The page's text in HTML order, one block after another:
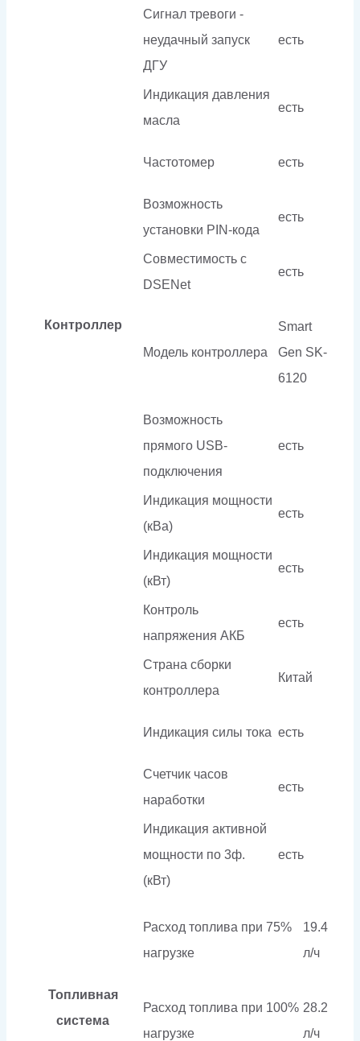
Контроллер
Сигнал тревоги -
неудачный запуск
ДГУ
есть
Индикация давления
масла
есть
Частотомер есть
Возможность
установки PIN-кода
есть
Совместимость c
DSENet
есть
Модель контроллера
Smart
Gen SK-
6120
Возможность
прямого USB-
подключения
есть
Индикация мощности
(кВа)
есть
Индикация мощности
(кВт)
есть
Контроль
напряжения АКБ
есть
Страна сборки
контроллера
Китай
Индикация силы тока есть
Счетчик часов
наработки
есть
Индикация активной
мощности по 3ф.
(кВт)
есть
Топливная
система
Расход топлива при 75%
нагрузке
19.4
л/ч
Расход топлива при 100%
нагрузке
28.2
л/ч